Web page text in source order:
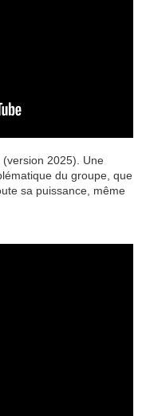
(version 2025). Une
du groupe, que
sa puissance, même